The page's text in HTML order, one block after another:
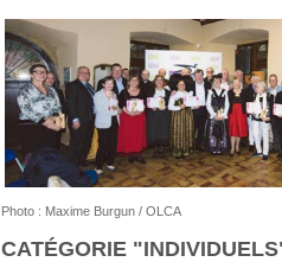
Photo : Maxime Burgun / OLCA
CATÉGORIE